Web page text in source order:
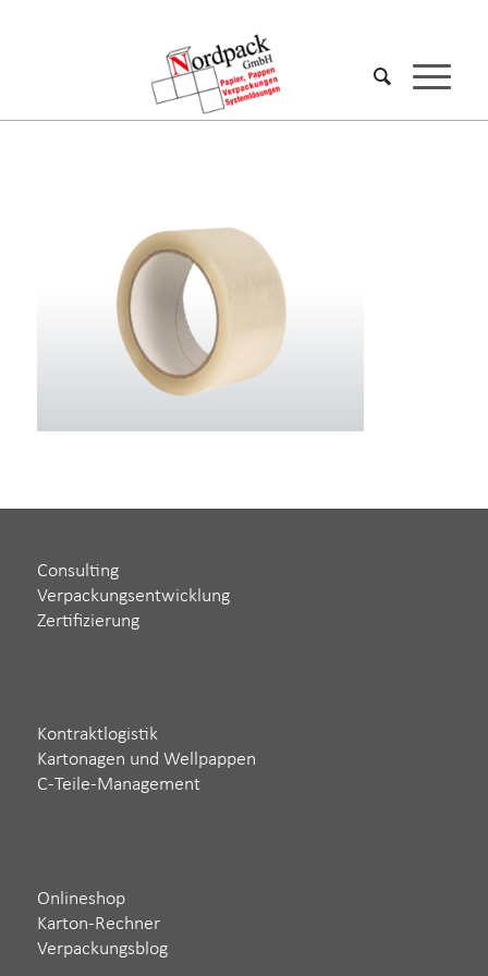
Consulting
Verpackungsentwicklung
Zertifizierung
Kontraktlogistik
Kartonagen und Wellpappen
C-Teile-Management
Onlineshop
Karton-Rechner
Verpackungsblog